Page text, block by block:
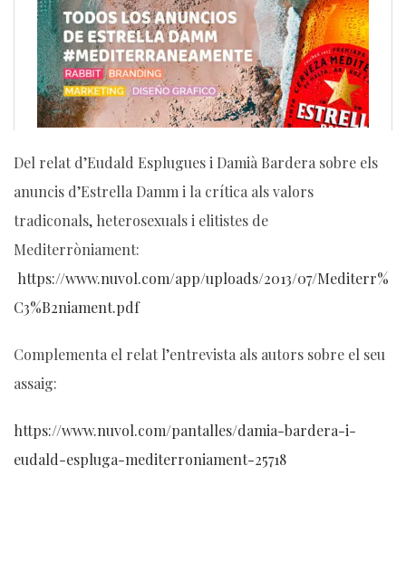
Del relat d’Eudald Esplugues i Damià Bardera sobre els
anuncis d’Estrella Damm i la crítica als valors
tradiconals, heterosexuals i elitistes de
Mediterròniament:
https://www.nuvol.com/app/uploads/2013/07/Mediterr%
C3%B2niament.pdf
Complementa el relat l’entrevista als autors sobre el seu
assaig:
https://www.nuvol.com/pantalles/damia-bardera-i-
eudald-espluga-mediterroniament-25718